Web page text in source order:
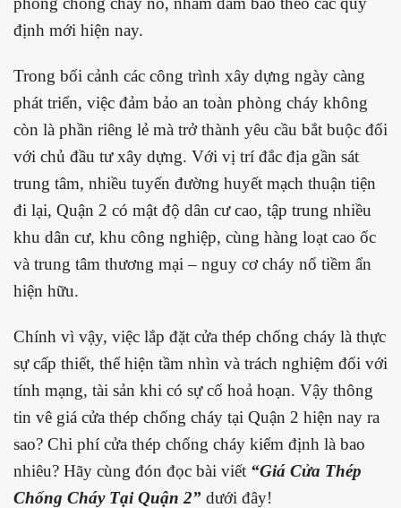
định mới hiện nay.
Trong bối cảnh các công trình xây dựng ngày càng
phát triển, việc đảm bảo an toàn phòng cháy không
còn là phần riêng lẻ mà trở thành yêu cầu bắt buộc đối
với chủ đầu tư xây dựng. Với vị trí đắc địa gần sát
trung tâm, nhiều tuyến đường huyết mạch thuận tiện
đi lại, Quận 2 có mật độ dân cư cao, tập trung nhiều
khu dân cư, khu công nghiệp, cùng hàng loạt cao ốc
và trung tâm thương mại – nguy cơ cháy nổ tiềm ẩn
hiện hữu.
Chính vì vậy, việc lắp đặt cửa thép chống cháy là thực
sự cấp thiết, thể hiện tầm nhìn và trách nghiệm đối với
tính mạng, tài sản khi có sự cố hoả hoạn. Vậy thông
tin vê giá cửa thép chống cháy tại Quận 2 hiện nay ra
sao? Chi phí cửa thép chống cháy kiểm định là bao
nhiêu? Hãy cùng đón đọc bài viết “Giá Cửa Thép
Chống Cháy Tại Quận 2” dưới đây!